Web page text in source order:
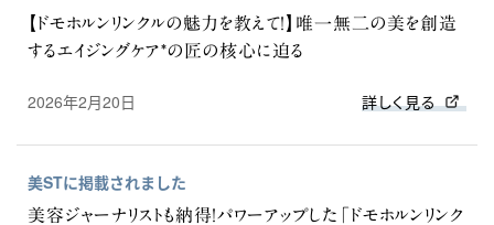
【ドモホルンリンクルの魅力を教えて！】唯一無二の美を創造
するエイジングケア*の匠の核心に迫る
2026年2月20日 詳しく見る
美STに掲載されました
美容ジャーナリストも納得！パワーアップした「ドモホルンリンク